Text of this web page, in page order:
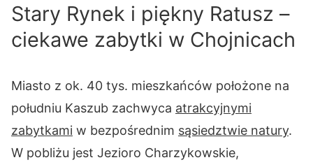
Stary Rynek i piękny Ratusz –
ciekawe zabytki w Chojnicach
Miasto z ok. 40 tys. mieszkańców położone na
południu Kaszub zachwyca atrakcyjnymi
zabytkami w bezpośrednim sąsiedztwie natury.
W pobliżu jest Jezioro Charzykowskie,